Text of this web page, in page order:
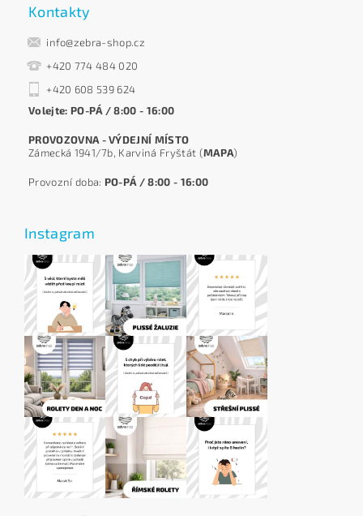
Kontakty
info@zebra-shop.cz
+420 774 484 020
+420 608 539 624
Volejte: PO-PÁ / 8:00 - 16:00
PROVOZOVNA - VÝDEJNÍ MÍSTO
Zámecká 1941/7b, Karviná Fryštát (MAPA)
Provozní doba: PO-PÁ / 8:00 - 16:00
Instagram